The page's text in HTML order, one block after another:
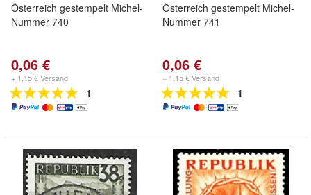
Österreich gestempelt Michel-
Nummer 740
0,06 €
+ 1,15 € Versand
1
Österreich gestempelt Michel-
Nummer 741
0,06 €
+ 1,15 € Versand
1